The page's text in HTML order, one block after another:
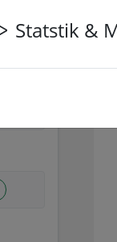
Statstik &